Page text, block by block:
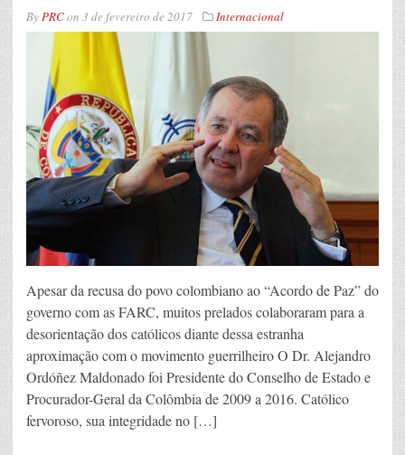
ByPRCon 3 de fevereiro de 2017 Internacional
Apesar da recusa do povo colombiano ao “Acordo de Paz” do
governo com as FARC, muitos prelados colaboraram para a
desorientação dos católicos diante dessa estranha
aproximação com o movimento guerrilheiro O Dr. Alejandro
Ordóñez Maldonado foi Presidente do Conselho de Estado e
Procurador-Geral da Colômbia de 2009 a 2016. Católico
fervoroso, sua integridade no […]